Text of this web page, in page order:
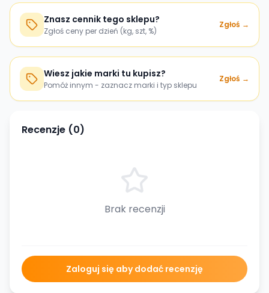
Znasz cennik tego sklepu?
Zgłoś ceny per dzień (kg, szt, %)
Zgłoś →
Wiesz jakie marki tu kupisz?
Pomóż innym - zaznacz marki i typ sklepu
Zgłoś →
Recenzje (0)
Brak recenzji
Zaloguj się aby dodać recenzję